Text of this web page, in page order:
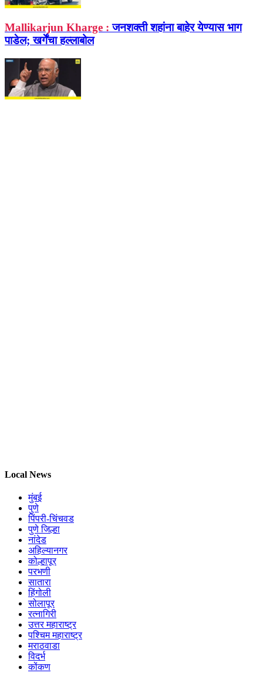
Mallikarjun Kharge : जनशक्ती शहांना बाहेर येण्यास भाग
पाडेल; खर्गेंचा हल्लाबोल
Local News
मुंबई
पुणे
पिंपरी-चिंचवड
पुणे जिल्हा
नांदेड
अहिल्यानगर
कोल्हापूर
परभणी
सातारा
हिंगोली
सोलापूर
रत्नागिरी
उत्तर महाराष्ट्र
पश्चिम महाराष्ट्र
मराठवाडा
विदर्भ
कोंकण